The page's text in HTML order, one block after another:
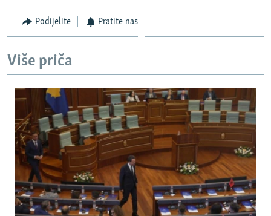
Podijelite Pratite nas
Više priča